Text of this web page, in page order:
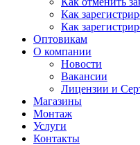
Как
Как
Оптовикам
О компании
Новости
Вакансии
Лицензии и
Магазины
Монтаж
Услуги
Контакты